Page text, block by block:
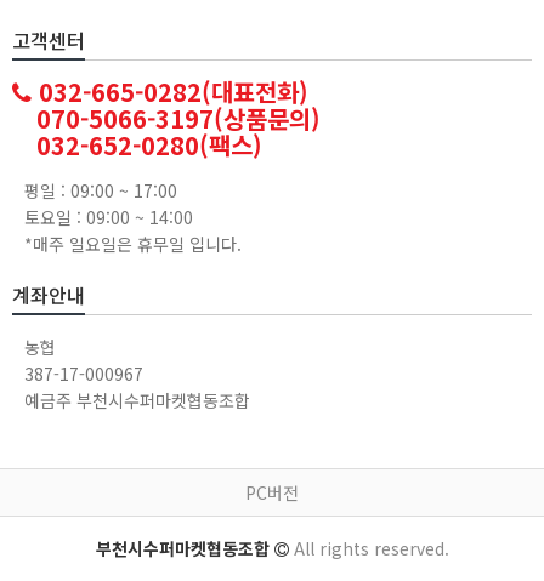
고객센터
032-665-0282(대표전화)
070-5066-3197(상품문의)
032-652-0280(팩스)
평일 : 09:00 ~ 17:00
토요일 : 09:00 ~ 14:00
*매주 일요일은 휴무일 입니다.
계좌안내
농협
387-17-000967
예금주 부천시수퍼마켓협동조합
PC버전
부천시수퍼마켓협동조합 All rights reserved.